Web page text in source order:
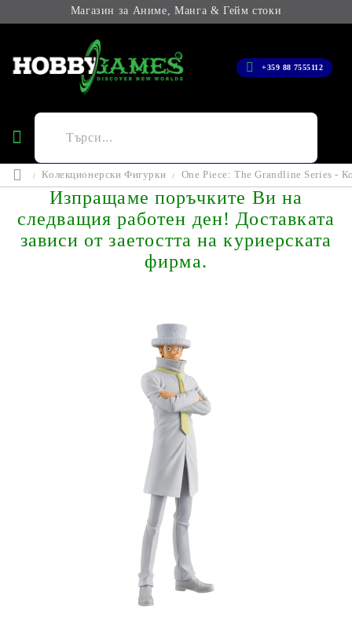
Магазин за Аниме, Манга & Гейм стоки
+359 88 7555112
Колекционерски Фигурки One Piece: The Grandline Series -
Изпращаме поръчките Ви на
следващия работен ден! Доставката
зависи от заетостта на куриерската
фирма.